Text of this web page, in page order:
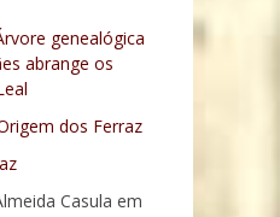
genealógica
abrange os
dos Ferraz
Casula em